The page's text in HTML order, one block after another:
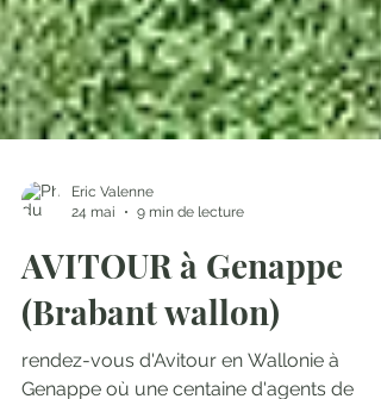
24 mai
9 min de lecture
AVITOUR à Genappe
(Brabant wallon)